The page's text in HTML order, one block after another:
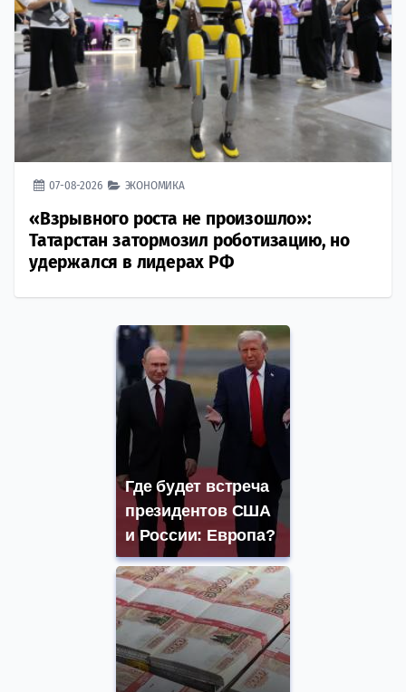
07-08-2026 ЭКОНОМИКА
«Взрывного роста не произошло»:
Татарстан затормозил роботизацию, но
удержался в лидерах РФ
Где будет встреча
президентов США
и России: Европа?